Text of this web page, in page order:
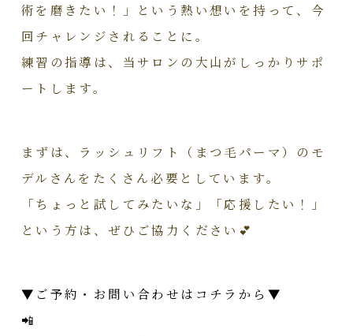
術を磨きたい！」という熱い想いを持って、今
回チャレンジされることに。
練習の指導は、当サロンの大山がしっかりサポ
ートします。
まずは、ラッシュリフト（まつ毛パーマ）のモ
デルさんをたくさん必要としています。
「ちょっと試してみたいな」「応援したい！」
という方は、ぜひご協力ください💕
▼ご予約・お問い合わせはコチラから▼
📲